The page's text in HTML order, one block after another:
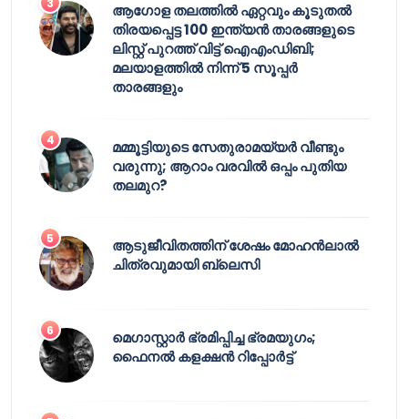
ആഗോള തലത്തിൽ ഏറ്റവും കൂടുതൽ
തിരയപ്പെട്ട 100 ഇന്ത്യൻ താരങ്ങളുടെ
ലിസ്റ്റ് പുറത്ത് വിട്ട് ഐഎംഡിബി;
മലയാളത്തിൽ നിന്ന് 5 സൂപ്പർ
താരങ്ങളും
മമ്മൂട്ടിയുടെ സേതുരാമയ്യർ വീണ്ടും
വരുന്നു; ആറാം വരവിൽ ഒപ്പം പുതിയ
തലമുറ?
ആടുജീവിതത്തിന് ശേഷം മോഹൻലാൽ
ചിത്രവുമായി ബ്ലെസി
മെഗാസ്റ്റാർ ഭ്രമിപ്പിച്ച ഭ്രമയുഗം;
ഫൈനൽ കളക്ഷൻ റിപ്പോർട്ട്